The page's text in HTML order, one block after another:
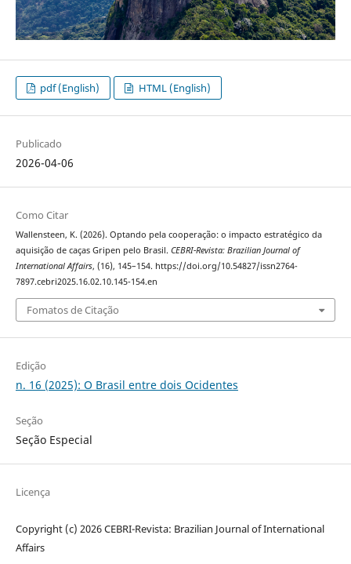
pdf (English) HTML (English)
Publicado
2026-04-06
Como Citar
Wallensteen, K. (2026). Optando pela cooperação: o impacto estratégico da
aquisição de caças Gripen pelo Brasil. CEBRI-Revista: Brazilian Journal of
International Affairs, (16), 145–154. https://doi.org/10.54827/issn2764-
7897.cebri2025.16.02.10.145-154.en
Fomatos de Citação
Edição
n. 16 (2025): O Brasil entre dois Ocidentes
Seção
Seção Especial
Licença
Copyright (c) 2026 CEBRI-Revista: Brazilian Journal of International
Affairs